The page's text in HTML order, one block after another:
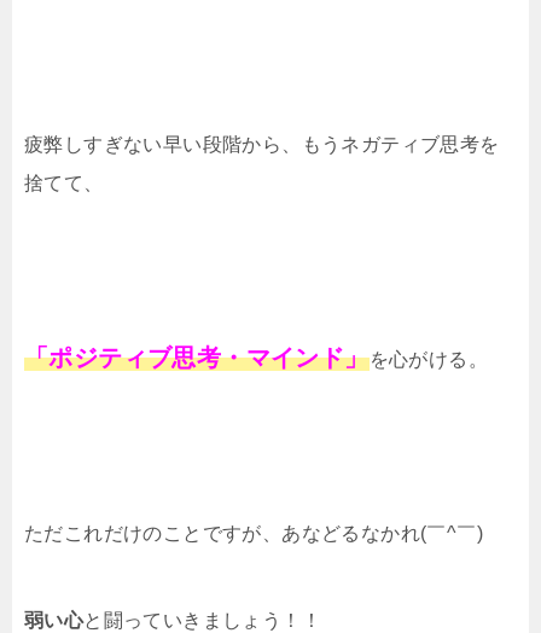
疲弊しすぎない早い段階から、もうネガティブ思考を
捨てて、
「ポジティブ思考・マインド」を心がける。
ただこれだけのことですが、あなどるなかれ(￣^￣)
弱い心と闘っていきましょう！！